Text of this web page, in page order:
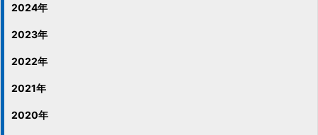
2024年
2023年
2022年
2021年
2020年